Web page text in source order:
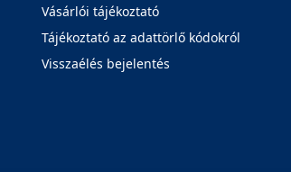
Vásárlói tájékoztató
Tájékoztató az adattörlő kódokról
Visszaélés bejelentés